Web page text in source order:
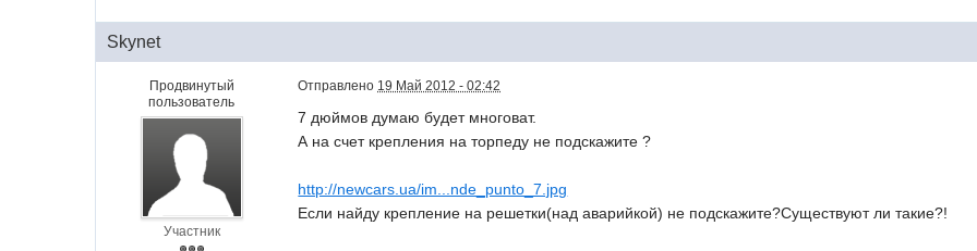
Skynet
Продвинутый
пользователь
Участник
Отправлено 19 Май 2012 - 02:42
7 дюймов думаю будет многоват.
А на счет крепления на торпеду не подскажите ?
http://newcars.ua/im...nde_punto_7.jpg
Если найду крепление на решетки(над аварийкой) не подскажите?Существуют ли такие?!